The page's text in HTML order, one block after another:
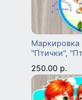
Маркировка
"Птички",
250.00 р.